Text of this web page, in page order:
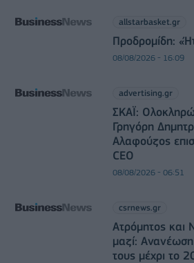
allstarbasket.gr
Προδρομίδη:
08/08/2026 - 16:09
advertising.gr
ΣΚΑΪ:
Γρηγόρη
Αλαφούζος
CEO
08/08/2026 - 06:51
csrnews.gr
Ατρόμητος και
μαζί:
τους μέχρι το